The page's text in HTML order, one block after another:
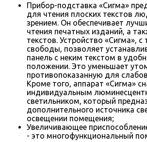
Прибор-подставка «Сигма»
для чтения плоских текстов
зрением. Он обеспечивает
чтения печатных изданий, а
текстов. Устройство «Сигма»,
свободы, позволяет
панель с неким текстом в
положении. Это уменьшает
противопоказанную для
Кроме того, аппарат «Сигма»
индивидуальным
светильником, который
дополнительного источника
освещении помещения;
Увеличивающее
- это многофункциональный